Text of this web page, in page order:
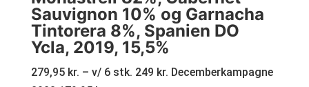
Sauvignon 10% og Garnacha
Tintorera 8%, Spanien DO
Ycla, 2019, 15,5%
279,95 kr. – v/ 6 stk. 249 kr. Decemberkampagne